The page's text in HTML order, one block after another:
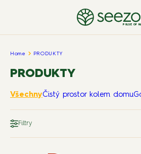
PULSE OF
Home PRODUKTY
PRODUKTY
VšechnyČistý prostor kolem domu
Filtry